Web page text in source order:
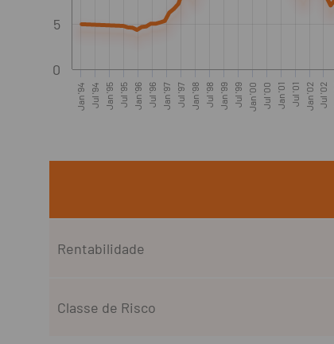
Jan '94 Jul '94 Jan '95 Jul '95 Jan '96 Jul '96 Jan '97 Jul '97 Jan '98 Jul '98 Jan '99 Jul '99 Jan '00 Jul '00 Jan '01 Jul '01 Jan '02 Jul '02
0
5
Rentabilidade
Classe de Risco